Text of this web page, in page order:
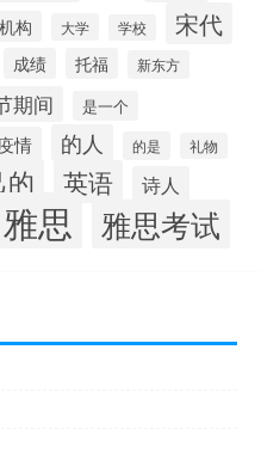
构 大学 学校 宋代
成绩 托福 新东方
期间 是一个
情 的人 的是 礼物
的 英语 诗人
雅思 雅思考试